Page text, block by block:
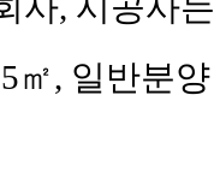
㎡, 일반분